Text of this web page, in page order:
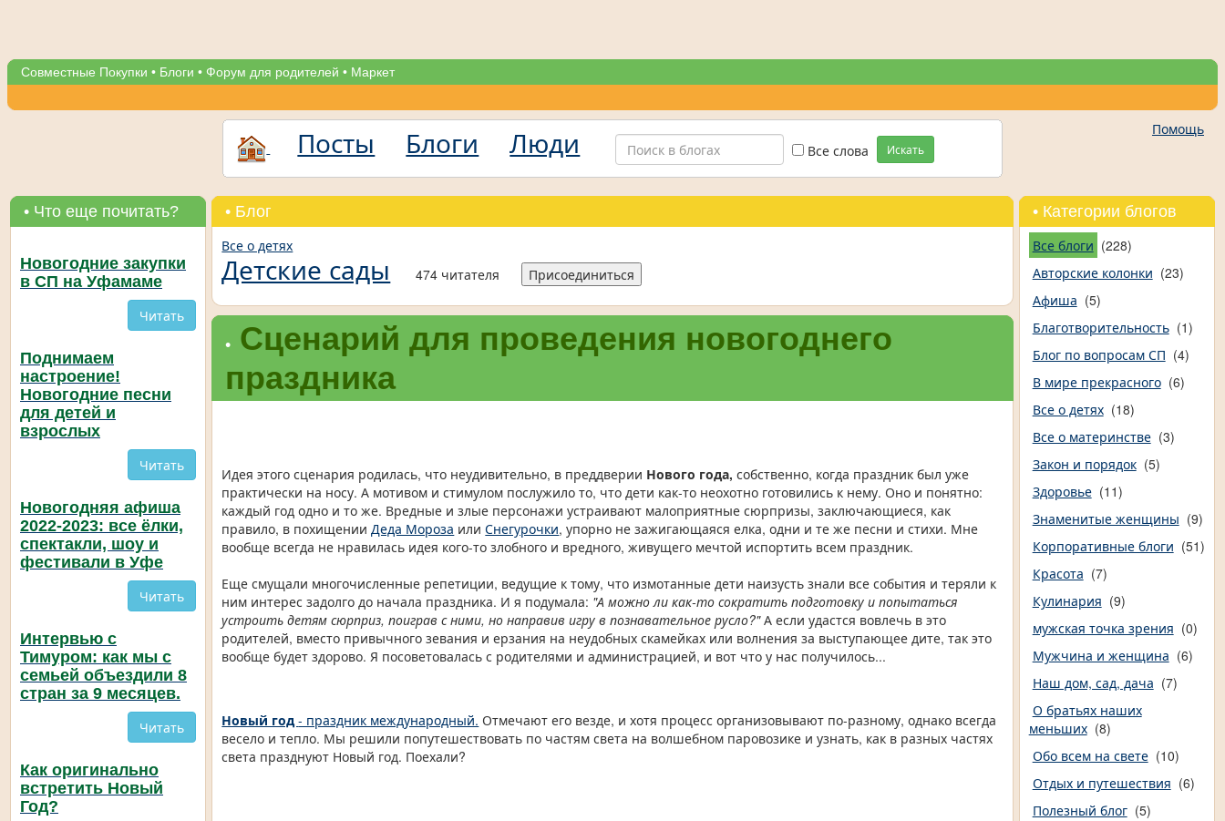
Совместные Покупки • Блоги • Форум для родителей • Маркет
Посты Блоги Люди Все слова Искать
Помощь
• Блог
Все о детях
Детские сады 474 читателя Присоединиться
• Сценарий для проведения новогоднего
праздника
Идея этого сценария родилась, что неудивительно, в преддверии Нового года,собственно, когда праздник был уже
практически на носу. А мотивом и стимулом послужило то, что дети как-то неохотно готовились к нему. Оно и понятно:
каждый год одно и то же. Вредные и злые персонажи устраивают малоприятные сюрпризы, заключающиеся, как
правило, в похищенииДеда Мороза илиСнегурочки, упорно не зажигающаяся елка, одни и те же песни и стихи. Мне
вообще всегда не нравилась идея кого-то злобного и вредного, живущего мечтой испортить всем праздник.
Еще смущали многочисленные репетиции, ведущие к тому, что измотанные дети наизусть знали все события и теряли к
ним интерес задолго до начала праздника. И я подумала: "А можно ли как-то сократить подготовку и попытаться
устроить детям сюрприз, поиграв с ними, но направив игру в познавательное русло?"А если удастся вовлечь в это
родителей, вместо привычного зевания и ерзания на неудобных скамейках или волнения за выступающее дите, так это
вообще будет здорово. Я посоветовалась с родителями и администрацией, и вот что у нас получилось...
Новый год- праздник международный. Отмечают его везде, и хотя процесс организовывают по-разному, однако всегда
весело и тепло. Мы решили попутешествовать по частям света на волшебном паровозике и узнать, как в разных частях
света празднуют Новый год. Поехали?
• Что еще почитать?
Новогодние закупки
в СП на Уфамаме
Читать
Поднимаем
настроение!
Новогодние песни
для детей и
взрослых
Читать
Новогодняя афиша
2022-2023: все ёлки,
спектакли, шоу и
фестивали в Уфе
Читать
Интервью с
Тимуром: как мы с
семьей объездили 8
стран за 9 месяцев.
Читать
Как оригинально
встретить Новый
Год?
• Категории блогов
Все блоги (228)
Авторские колонки (23)
Афиша (5)
Благотворительность (1)
Блог по вопросам СП (4)
В мире прекрасного (6)
Все о детях (18)
Все о материнстве (3)
Закон и порядок (5)
Здоровье (11)
Знаменитые женщины (9)
Корпоративные блоги (51)
Красота (7)
Кулинария (9)
мужская точка зрения (0)
Мужчина и женщина (6)
Наш дом, сад, дача (7)
О братьях наших
меньших (8)
Обо всем на свете (10)
Отдых и путешествия (6)
Полезный блог (5)